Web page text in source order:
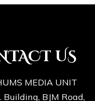
US
MEDIA UNIT
Building, BJM Road,